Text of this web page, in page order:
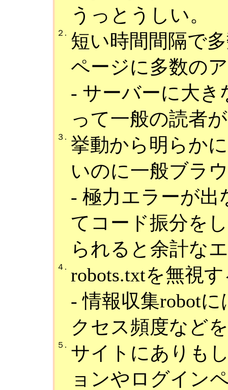
うっとうしい。
２. 短い時間間隔で
ページに多数の
- サーバーに大き
って一般の読者
３. 挙動から明らか
いのに一般ブラ
- 極力エラーが
てコード振分を
られると余計な
４. robots.txtを無視
- 情報収集robot
クセス頻度など
５. サイトにありも
ョンやログイン